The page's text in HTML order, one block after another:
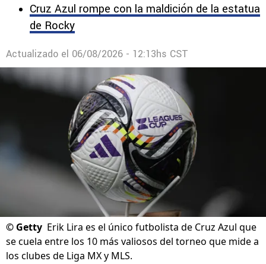
Cruz Azul rompe con la maldición de la estatua
de Rocky
Actualizado el 06/08/2026 - 12:13hs CST
© Getty Erik Lira es el único futbolista de Cruz Azul que
se cuela entre los 10 más valiosos del torneo que mide a
los clubes de Liga MX y MLS.